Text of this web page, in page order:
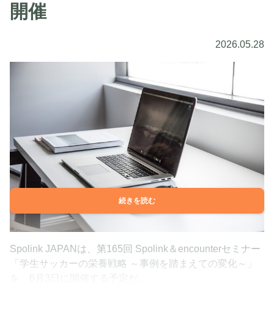
開催
2026.05.28
Spolink JAPANは、第165回 Spolink＆encounterセミナー
「学生サッカーの栄養戦略 ～事例を踏まえての変化～」
続きを読む